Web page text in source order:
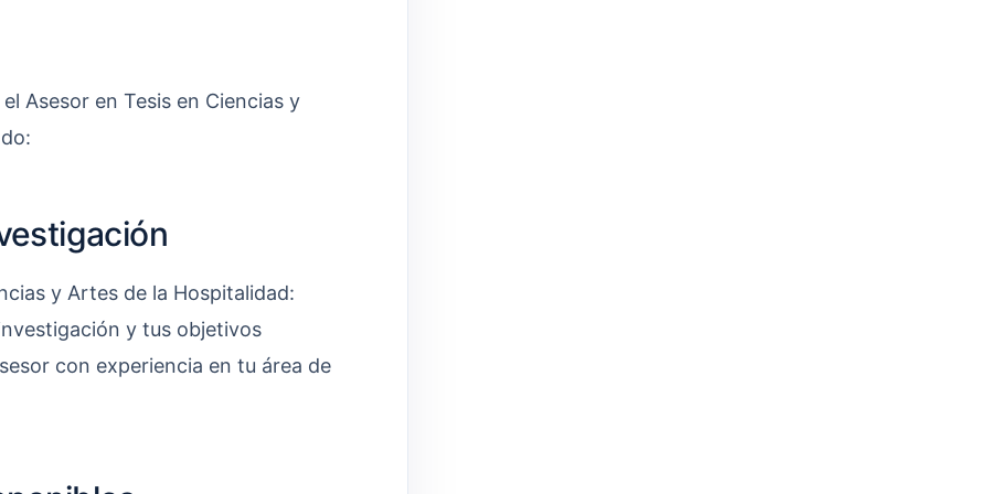
Asesor en Tesis en Ciencias y
y Artes de la Hospitalidad:
y tus objetivos
con experiencia en tu área de